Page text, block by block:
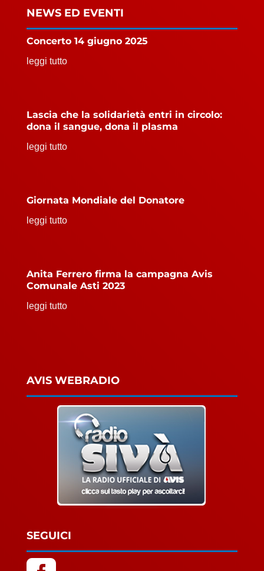
NEWS ED EVENTI
Concerto 14 giugno 2025
leggi tutto
Lascia che la solidarietà entri in circolo:
dona il sangue, dona il plasma
leggi tutto
Giornata Mondiale del Donatore
leggi tutto
Anita Ferrero firma la campagna Avis
Comunale Asti 2023
leggi tutto
AVIS WEBRADIO
SEGUICI